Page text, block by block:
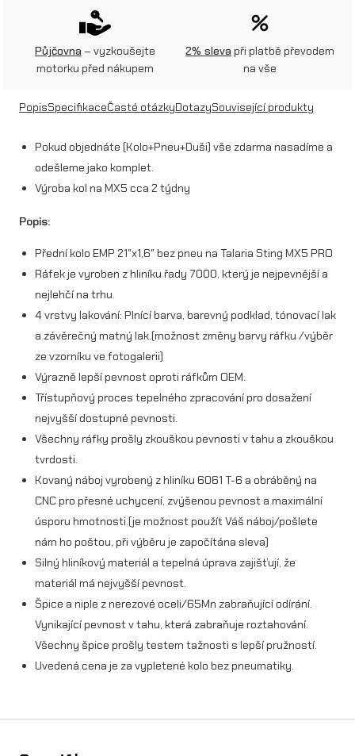
E
b
p
u
a
i
Půjčovna – vyzkoušejte
motorku před nákupem
2% sleva při platbě převodem
na vše
PopisSpecifikaceČasté otázkyDotazySouvisející produkty
Pokud objednáte (Kolo+Pneu+Duši) vše zdarma nasadíme a
odešleme jako komplet.
Výroba kol na MX5 cca 2 týdny
Popis:
Přední kolo EMP 21″x1,6″ bez pneu na Talaria Sting MX5 PRO
Ráfek je vyroben z hliníku řady 7000, který je nejpevnější a
nejlehčí na trhu.
4 vrstvy lakování: Plnící barva, barevný podklad, tónovací lak
a závěrečný matný lak.(možnost změny barvy ráfku /výběr
ze vzorníku ve fotogalerii)
Výrazně lepší pevnost oproti ráfkům OEM.
Třístupňový proces tepelného zpracování pro dosažení
nejvyšší dostupné pevnosti.
Všechny ráfky prošly zkouškou pevnosti v tahu a zkouškou
tvrdosti.
Kovaný náboj vyrobený z hliníku 6061 T-6 a obráběný na
CNC pro přesné uchycení, zvýšenou pevnost a maximální
úsporu hmotnosti.(je možnost použít Váš náboj/pošlete
nám ho poštou, při výběru je započítána sleva)
Silný hliníkový materiál a tepelná úprava zajišťují, že
materiál má nejvyšší pevnost.
Špice a niple z nerezové oceli/65Mn zabraňující odírání.
Vynikající pevnost v tahu, která zabraňuje roztahování.
Všechny špice prošly testem tažnosti s lepší pružností.
Uvedená cena je za vypletené kolo bez pneumatiky.